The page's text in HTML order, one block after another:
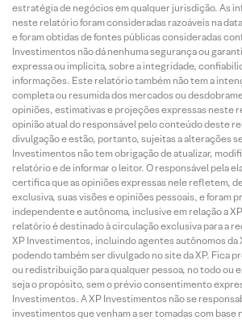
estratégia de negócios em qualquer jurisdição. As
neste relatório foram consideradas razoáveis na
e foram obtidas de fontes públicas consideradas
Investimentos não dá nenhuma segurança ou
expressa ou implícita, sobre a integridade,
informações. Este relatório também não tem a
completa ou resumida dos mercados ou
opiniões, estimativas e projeções expressas neste
opinião atual do responsável pelo conteúdo deste
divulgação e estão, portanto, sujeitas a alterações
Investimentos não tem obrigação de atualizar,
relatório e de informar o leitor. O responsável pela
certifica que as opiniões expressas nele refletem,
exclusiva, suas visões e opiniões pessoais, e foram
independente e autônoma, inclusive em relação a
relatório é destinado à circulação exclusiva para a
XP Investimentos, incluindo agentes autônomos da
podendo também ser divulgado no site da XP. Fica
ou redistribuição para qualquer pessoa, no todo ou
seja o propósito, sem o prévio consentimento
Investimentos. A XP Investimentos não se
investimentos que venham a ser tomadas com base